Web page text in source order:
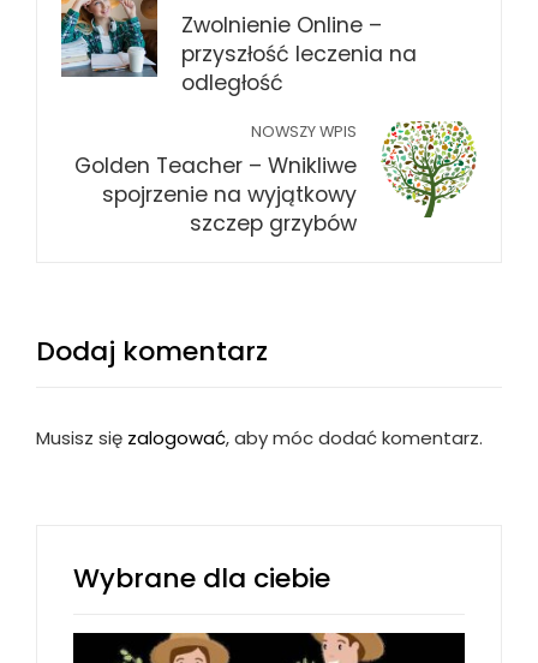
Zwolnienie Online –
przyszłość leczenia na
odległość
NOWSZY WPIS
Golden Teacher – Wnikliwe
spojrzenie na wyjątkowy
szczep grzybów
Dodaj komentarz
Musisz się zalogować, aby móc dodać komentarz.
Wybrane dla ciebie